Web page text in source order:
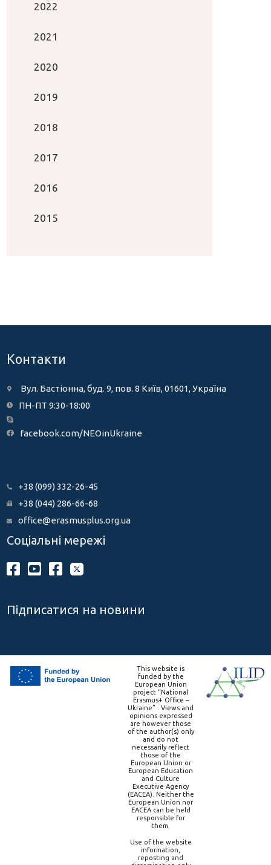
2022
2021
2020
2019
2018
2017
2016
2015
Контакти
Вул. Бастіонна, буд. 9, пов. 8 Київ, 01601, Україна
ПН-ПТ 9:30-18:00
facebook.com/NEOinUkraine
+38 (099) 332-26-45
+38 (044) 286-66-68
office@erasmusplus.org.ua
Соціальні мережі
Підписатися на новини
This website is
funded by the
European Union
project “National
Erasmus+ Office –
Ukraine” . Views and
opinions expressed
are however those
of the author(s) only
and do not
necessarily reflect
those of the
European Union or
European Education
and Culture
Executive Agency
(EACEA). Neither the
European Union nor
EACEA can be held
responsible for
them.
Use of the website
information,
reposting and